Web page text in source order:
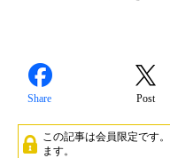
Share Post
この記事は会員限定です。
ます。